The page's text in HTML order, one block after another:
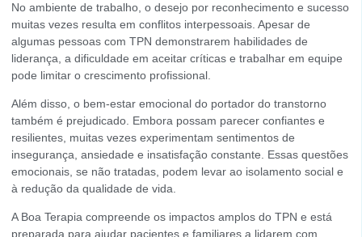
No ambiente de trabalho, o desejo por reconhecimento e sucesso
muitas vezes resulta em conflitos interpessoais. Apesar de
algumas pessoas com TPN demonstrarem habilidades de
liderança, a dificuldade em aceitar críticas e trabalhar em equipe
pode limitar o crescimento profissional.
Além disso, o bem-estar emocional do portador do transtorno
também é prejudicado. Embora possam parecer confiantes e
resilientes, muitas vezes experimentam sentimentos de
insegurança, ansiedade e insatisfação constante. Essas questões
emocionais, se não tratadas, podem levar ao isolamento social e
à redução da qualidade de vida.
A Boa Terapia compreende os impactos amplos do TPN e está
preparada para ajudar pacientes e familiares a lidarem com